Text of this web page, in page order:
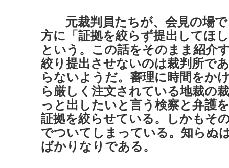
元裁判員たちが、会見の場で
方に「証拠を絞らず提出してほ
という。この話をそのまま紹介
絞り提出させないのは裁判所で
らないようだ。審理に時間をか
ら厳しく注文されている地裁の
っと出したいと言う検察と弁護
証拠を絞らせている。しかもそ
でついてしまっている。知らぬ
ばかりなりである。